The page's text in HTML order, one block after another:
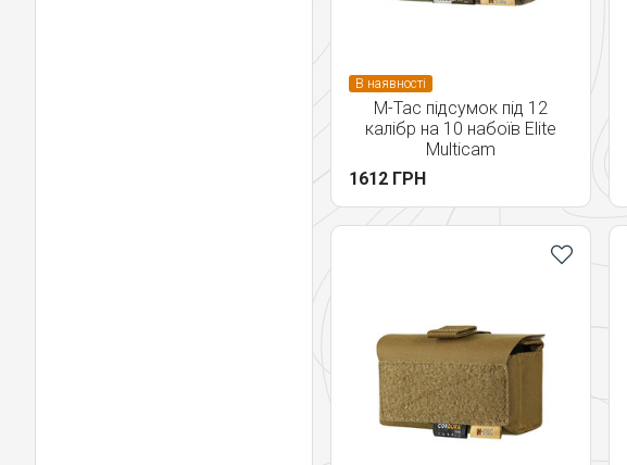
В наявності
M-Tac підсумок під 12
калібр на 10 набоїв Elite
Multicam
1612 ГРН